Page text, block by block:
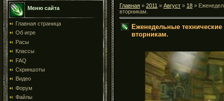
Меню сайта
Главная страница
Об игре
Раcы
Клаccы
FAQ
Скриншоты
Видео
Форум
Файлы
Главная » 2011 » Август » 18 »
вторникам.
Еженедельные
вторникам.